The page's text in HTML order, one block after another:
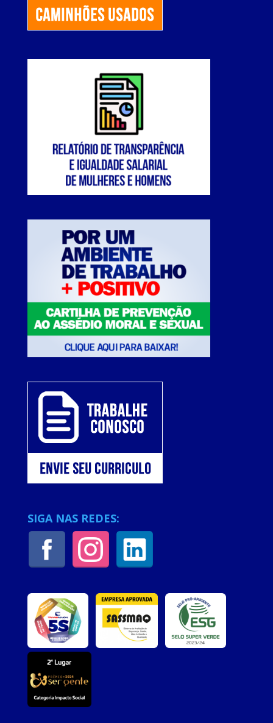
SIGA NAS REDES: